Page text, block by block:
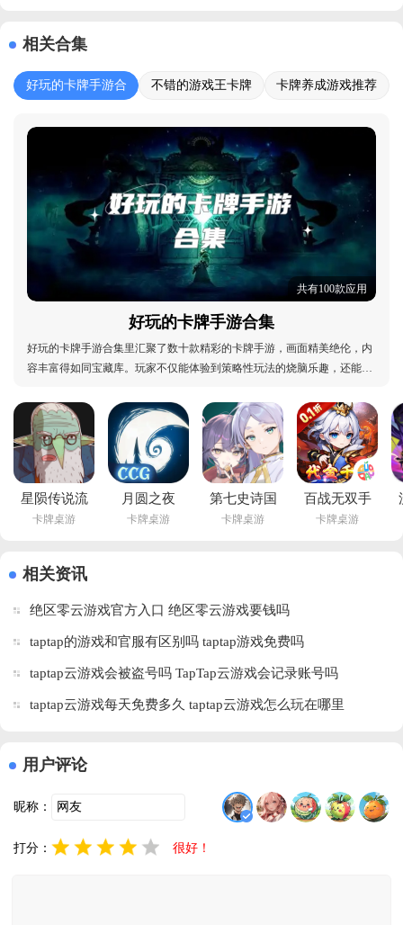
相关合集
好玩的卡牌手游合
不错的游戏王卡牌
卡牌养成游戏推荐
共有100款应用
好玩的卡牌手游合集
好玩的卡牌手游合集里汇聚了数十款精彩的卡牌手游，画面精美绝伦，内
容丰富得如同宝藏库。玩家不仅能体验到策略性玩法的烧脑乐趣，还能在
佛置身于一场华丽的音乐战斗盛宴，按特定节奏释放技能，感受战斗的韵
律，更为玩家搭建起社交桥梁，互动频繁，热闹非凡
星陨传说流
浪者的故事
(Krumit)v1.0.13
卡牌桌游
月圆之夜
CCG官方版
卡牌桌游
第七史诗国
际服官方版
安卓版
卡牌桌游
百战无双手
游最新版本
卡牌桌游
相关资讯
绝区零云游戏官方入口 绝区零云游戏要钱吗
taptap的游戏和官服有区别吗 taptap游戏免费吗
taptap云游戏会被盗号吗 TapTap云游戏会记录账号吗
taptap云游戏每天免费多久 taptap云游戏怎么玩在哪里
用户评论
昵称：
打分： 很好！